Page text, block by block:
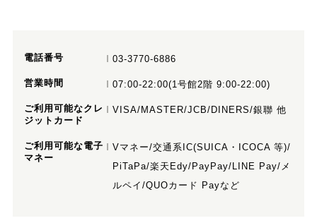
電話番号 03-3770-6886
営業時間 07:00-22:00(1号館2階 9:00-22:00)
ご利用可能なクレ
ジットカード
VISA/MASTER/JCB/DINERS/銀聯 他
ご利用可能な電子
マネー
Vマネー/交通系IC(SUICA・ICOCA 等)/
PiTaPa/楽天Edy/PayPay/LINE Pay/メ
ルペイ/QUOカード Payなど